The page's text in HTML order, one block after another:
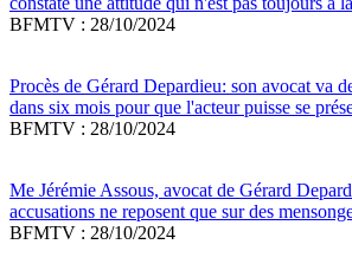
BFMTV : 28/10/2024
Procès de Gérard Depardieu: son avocat va
dans six mois pour que l'acteur puisse se
BFMTV : 28/10/2024
Me Jérémie Assous, avocat de Gérard
accusations ne reposent que sur des
BFMTV : 28/10/2024